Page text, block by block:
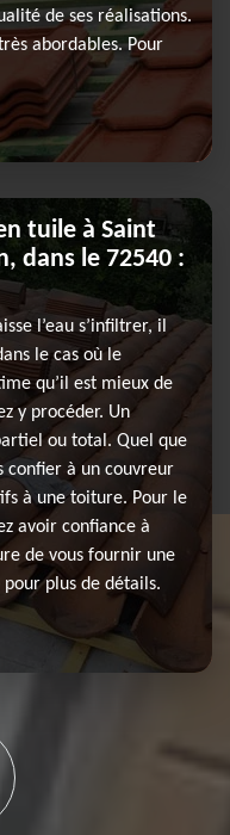
de ses réalisations.
abordables. Pour
tuile à Saint
dans le 72540 :
l’eau s’infiltrer, il
le cas où le
qu’il est mieux de
y procéder. Un
ou total. Quel que
confier à un couvreur
à une toiture. Pour le
avoir confiance à
de vous fournir une
plus de détails.